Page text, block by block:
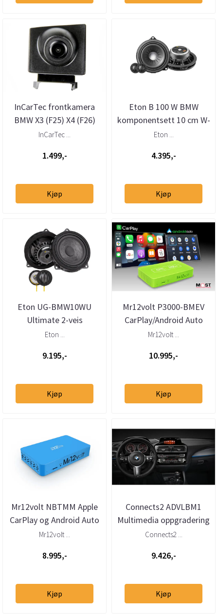
InCarTec frontkamera
BMW X3 (F25) X4 (F26)
(2011 - 2018)
InCarTec ...
1.499,-
Kjøp
Eton B 100 W BMW
komponentsett 10 cm W-
kurv
Eton ...
4.395,-
Kjøp
Eton UG-BMW10WU
Ultimate 2-veis
høyttalersett BMW med
Eton ...
9.195,-
Kjøp
Mr12volt P3000-BMEV
CarPlay/Android Auto
BMW EVO ID5/ID6
Mr12volt ...
10.995,-
Kjøp
Mr12volt NBTMM Apple
CarPlay og Android Auto
til BMW NBT (DSP)
Mr12volt ...
8.995,-
Kjøp
Connects2 ADVLBM1
Multimedia oppgradering
BMW 1-/2-/3-/4-/5-serie
Connects2 ...
9.426,-
Kjøp